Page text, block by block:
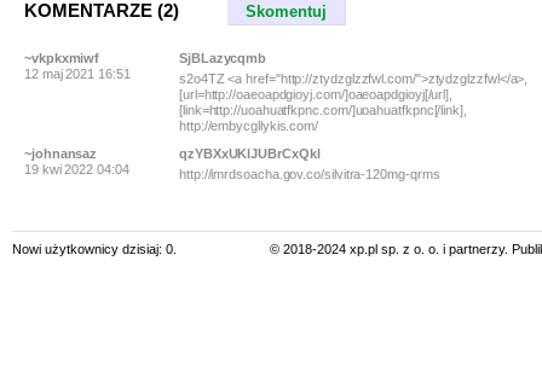
KOMENTARZE (2) Skomentuj
~vkpkxmiwf
12 maj 2021 16:51
SjBLazycqmb
s2o4TZ <a href="http://ztydzglzzfwl.com/">ztydzglzzfwl</a>,
[url=http://oaeoapdgioyj.com/]oaeoapdgioyj[/url],
[link=http://uoahuatfkpnc.com/]uoahuatfkpnc[/link],
http://embycgllykis.com/
~johnansaz
19 kwi 2022 04:04
qzYBXxUKlJUBrCxQkl
http://imrdsoacha.gov.co/silvitra-120mg-qrms
Nowi użytkownicy dzisiaj: 0. © 2018-2024 xp.pl sp. z o. o. i partnerzy.